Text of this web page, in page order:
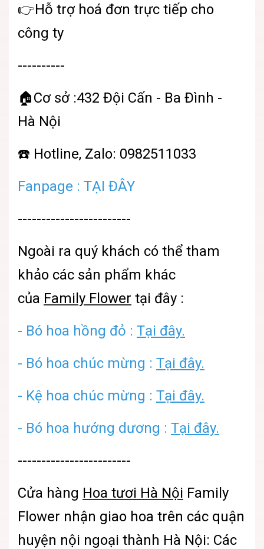
👉Hỗ trợ hoá đơn trực tiếp cho
công ty
----------
🏠Cơ sở :432 Đội Cấn - Ba Đình -
Hà Nội
☎️ Hotline, Zalo: 0982511033
Fanpage : TẠI ĐÂY
------------------------
Ngoài ra quý khách có thể tham
khảo các sản phẩm khác
của Family Flower tại đây :
- Bó hoa hồng đỏ : Tại đây.
- Bó hoa chúc mừng : Tại đây.
- Kệ hoa chúc mừng : Tại đây.
- Bó hoa hướng dương : Tại đây.
------------------------
Cửa hàng Hoa tươi Hà Nội Family
Flower nhận giao hoa trên các quận
huyện nội ngoại thành Hà Nội: Các